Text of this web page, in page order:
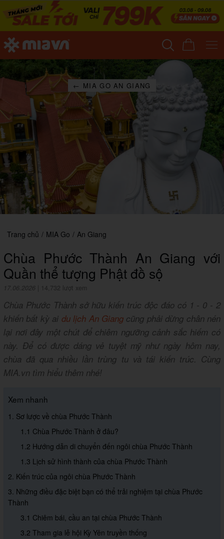
← MIA GO AN GIANG
Trang chủ / MIA Go / An Giang
Chùa Phước Thành An Giang với
Quần thể tượng Phật đồ sộ
17.06.2026 14,732 lượt xem
Chùa Phước Thành sở hữu kiến trúc độc đáo có 1 - 0 - 2
khiến bất kỳ ai du lịch An Giangcũng phải dừng chân nén
lại nơi đây một chút để chiêm ngưỡng cảnh sắc hiếm có
này. Để có được dáng vẻ tuyệt mỹ như ngày hôm nay,
chùa đã qua nhiều lần trùng tu và tái kiến trúc. Cùng
MIA.vn tìm hiểu thêm nhé!
Xem nhanh
1. Sơ lược về chùa Phước Thành
1.1 Chùa Phước Thành ở đâu?
1.2 Hướng dẫn di chuyển đến ngôi chùa Phước Thành
1.3 Lịch sử hình thành của chùa Phước Thành
2. Kiến trúc của ngôi chùa Phước Thành
3. Những điều đặc biệt bạn có thể trải nghiệm tại chùa Phước
Thành
3.1 Chiêm bái, cầu an tại chùa Phước Thành
3.2 Tham gia lễ hội Kỳ Yên truyền thống